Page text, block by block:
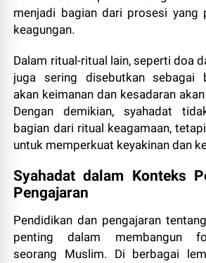
menjadi bagian dari prosesi yang
keagungan.
Dalam ritual-ritual lain, seperti doa
juga sering disebutkan sebagai
akan keimanan dan kesadaran
Dengan demikian, syahadat
bagian dari ritual keagamaan,
untuk memperkuat keyakinan dan
Syahadat dalam Konteks
Pengajaran
Pendidikan dan pengajaran
penting dalam membangun
seorang Muslim. Di berbagai